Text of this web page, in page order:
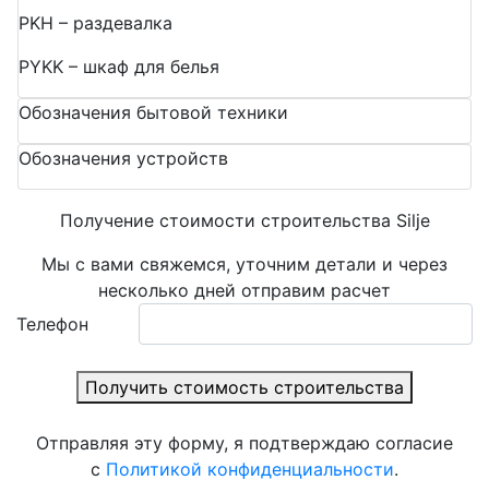
PKH – раздевалка
PYKK – шкаф для белья
Обозначения бытовой техники
Обозначения устройств
Получение стоимости строительства Silje
Мы с вами свяжемся, уточним детали и через
несколько дней отправим расчет
Телефон
Получить стоимость строительства
Отправляя эту форму, я подтверждаю согласие
с Политикой конфиденциальности.